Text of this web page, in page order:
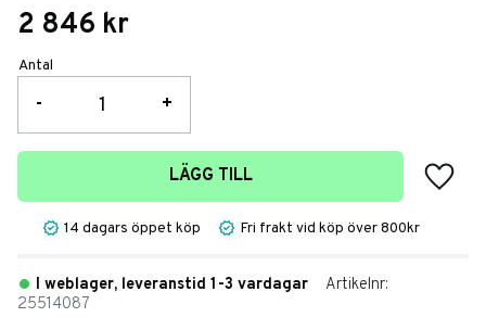
2 846 kr
Antal
+
-
LÄGG TILL
Lägg
14 dagars öppet köp Fri frakt vid köp över 800kr
I weblager, leveranstid 1-3 vardagar
Artikelnr
25514087